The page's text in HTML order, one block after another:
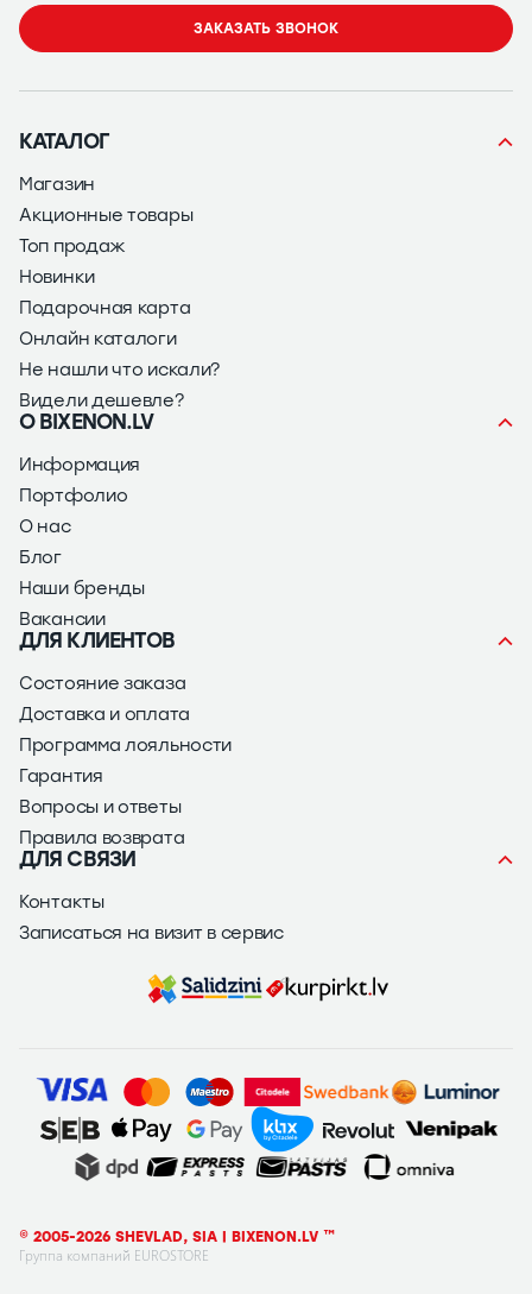
ЗАКАЗАТЬ ЗВОНОК
КАТАЛОГ
Магазин
Акционные товары
Топ продаж
Новинки
Подарочная карта
Онлайн каталоги
Не нашли что искали?
Видели дешевле?
О BIXENON.LV
Информация
Портфолио
О нас
Блог
Наши бренды
Вакансии
ДЛЯ КЛИЕНТОВ
Состояние заказа
Доставка и оплата
Программа лояльности
Гарантия
Вопросы и ответы
Правила возврата
ДЛЯ СВЯЗИ
Контакты
Записаться на визит в сервис
© 2005-2026 SHEVLAD, SIA | BIXENON.LV ™
Группа компаний EUROSTORE